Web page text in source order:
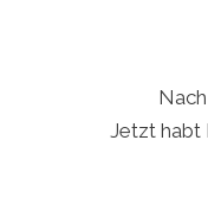
Jetzt habt